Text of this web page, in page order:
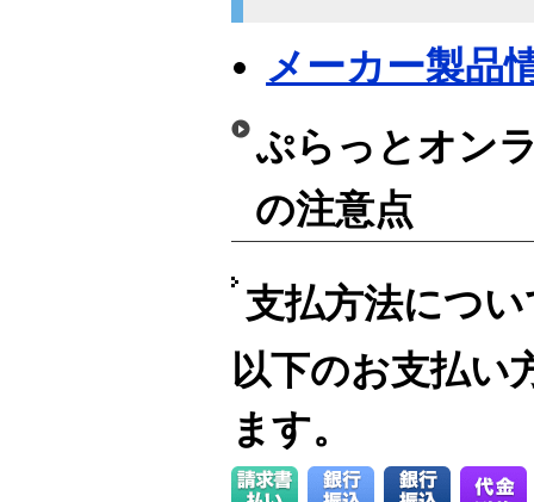
メーカー製品
ぷらっとオン
の注意点
支払方法につい
以下のお支払い
ます。